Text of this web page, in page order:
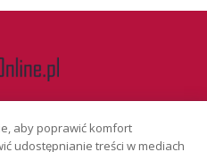
Facebook
aby poprawić komfort
udostępnianie treści w mediach